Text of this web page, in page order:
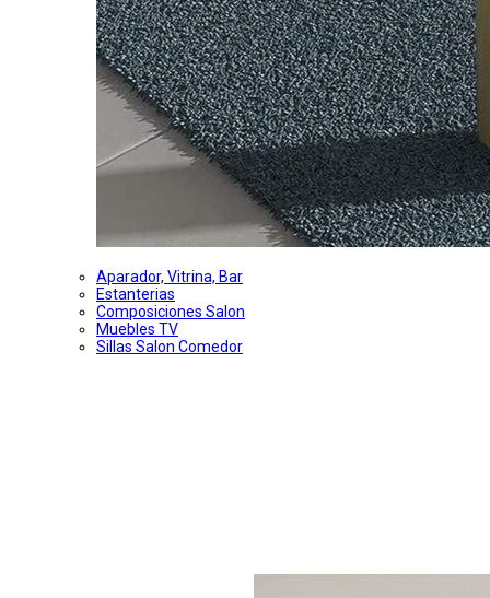
Aparador, Vitrina, Bar
Estanterias
Composiciones Salon
Muebles TV
Sillas Salon Comedor